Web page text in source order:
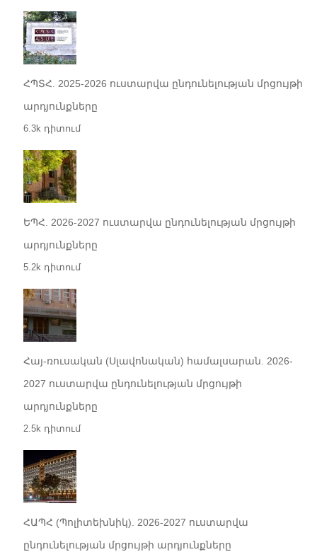
ՀՊՏՀ. 2025-2026 ուստարվա ընդունելության մրցույթի
արդյունքները
6.3k դիտում
ԵՊՀ. 2026-2027 ուստարվա ընդունելության մրցույթի
արդյունքները
5.2k դիտում
Հայ-ռուսական (Սլավոնական) համալսարան. 2026-
2027 ուստարվա ընդունելության մրցույթի
արդյունքները
2.5k դիտում
ՀԱՊՀ (Պոլիտեխնիկ). 2026-2027 ուստարվա
ընդունելության մրցույթի արդյունքները